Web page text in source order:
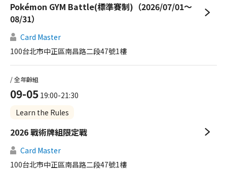
Pokémon GYM Battle(標準賽制)（2026/07/01～
08/31）
Card Master
100台北市中正區南昌路二段47號1樓
09-05 19:00-21:30
Learn the Rules
/ 全年齡組
2026 戰術牌組限定戰
Card Master
100台北市中正區南昌路二段47號1樓